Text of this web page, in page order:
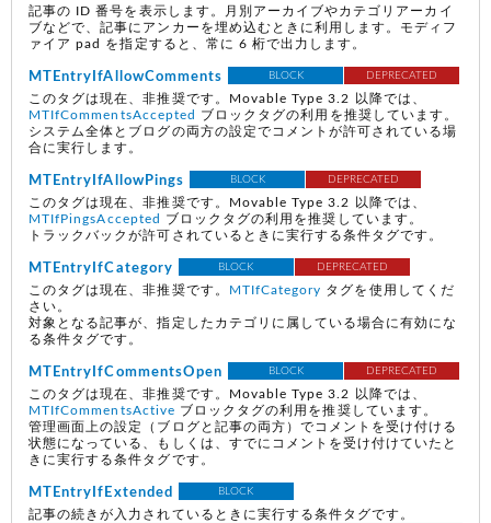
記事の ID 番号を表示します。月別アーカイブやカテゴリアーカイ
ブなどで、記事にアンカーを埋め込むときに利用します。モディフ
ァイア pad を指定すると、常に 6 桁で出力します。
MTEntryIfAllowComments BLOCK DEPRECATED
このタグは現在、非推奨です。Movable Type 3.2 以降では、
MTIfCommentsAccepted
ブロックタグの利用を推奨しています。
システム全体とブログの両方の設定でコメントが許可されている場
合に実行します。
MTEntryIfAllowPings BLOCK DEPRECATED
このタグは現在、非推奨です。Movable Type 3.2 以降では、
MTIfPingsAccepted
ブロックタグの利用を推奨しています。
トラックバックが許可されているときに実行する条件タグです。
MTEntryIfCategory BLOCK DEPRECATED
このタグは現在、非推奨です。 MTIfCategory タグを使用してくだ
さい。
対象となる記事が、指定したカテゴリに属している場合に有効にな
る条件タグです。
MTEntryIfCommentsOpen BLOCK DEPRECATED
このタグは現在、非推奨です。Movable Type 3.2 以降では、
MTIfCommentsActive ブロックタグの利用を推奨しています。
管理画面上の設定（ブログと記事の両方）でコメントを受け付ける
状態になっている、もしくは、すでにコメントを受け付けていたと
きに実行する条件タグです。
MTEntryIfExtended BLOCK
記事の続きが入力されているときに実行する条件タグです。